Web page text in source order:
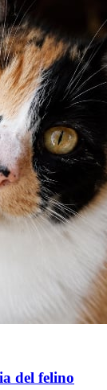
del felino